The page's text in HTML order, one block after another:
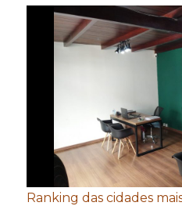
Ranking das cidades